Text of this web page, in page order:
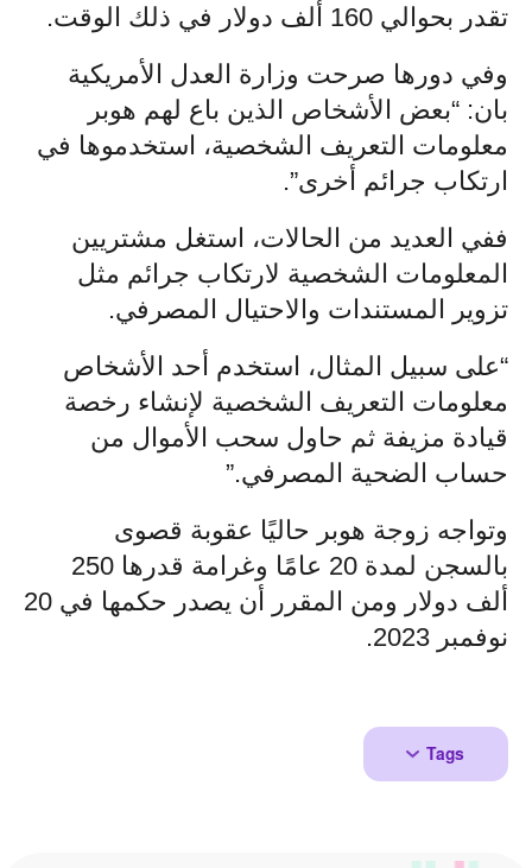
تقدر بحوالي 160 ألف دولار في ذلك الوقت.
وفي دورها صرحت وزارة العدل الأمريكية
بان: “بعض الأشخاص الذين باع لهم هوبر
معلومات التعريف الشخصية، استخدموها في
ارتكاب جرائم أخرى”.
ففي العديد من الحالات، استغل مشتريين
المعلومات الشخصية لارتكاب جرائم مثل
تزوير المستندات والاحتيال المصرفي.
“على سبيل المثال، استخدم أحد الأشخاص
معلومات التعريف الشخصية لإنشاء رخصة
قيادة مزيفة ثم حاول سحب الأموال من
حساب الضحية المصرفي.”
وتواجه زوجة هوبر حاليًا عقوبة قصوى
بالسجن لمدة 20 عامًا وغرامة قدرها 250
ألف دولار ومن المقرر أن يصدر حكمها في 20
نوفمبر 2023.
Tags